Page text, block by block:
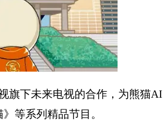
旗下未来电视的合作，为熊猫AI
等系列精品节目。